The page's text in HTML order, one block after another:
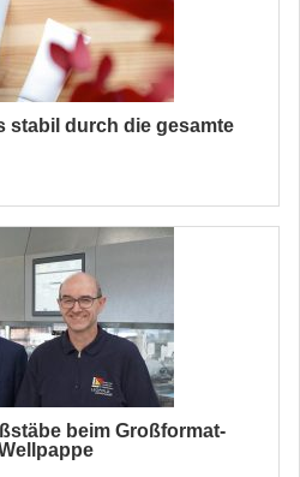
stabil durch die gesamte
beim Großformat-